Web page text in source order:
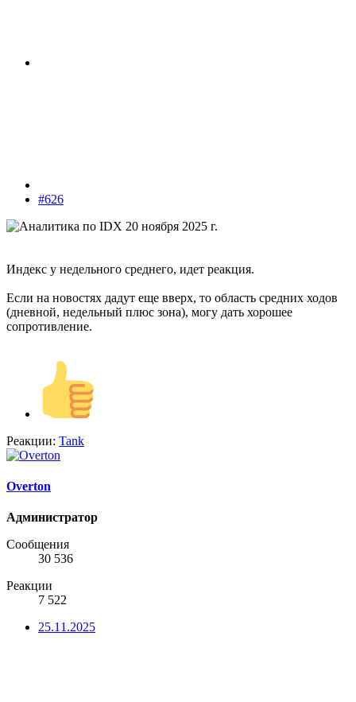
#626
Индекс у недельного среднего, идет реакция.
Если на новостях дадут еще вверх, то область средних ходов
(дневной, недельный плюс зона), могу дать хорошее
сопротивление.
Реакции: Tank
Overton
Администратор
Сообщения
30 536
Реакции
7 522
25.11.2025